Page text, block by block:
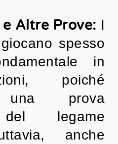
Altre Prove: I
spesso
in
poiché
una prova
del legame
anche